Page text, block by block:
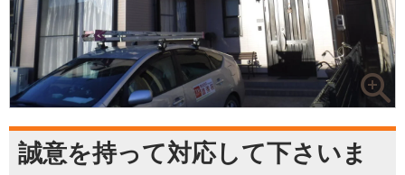
誠意を持って対応して下さいま